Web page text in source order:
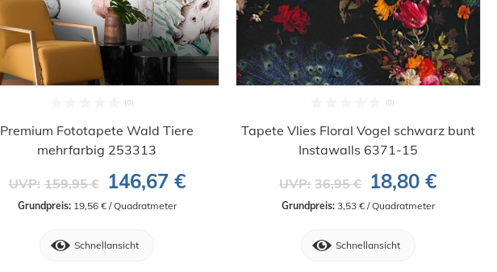
Premium Fototapete Wald Tiere
mehrfarbig 253313
UVP: 159,95 € 146,67 €
Grundpreis: 19,56 € / Quadratmeter
Schnellansicht
Tapete Vlies Floral Vogel schwarz bunt
Instawalls 6371-15
UVP: 36,95 € 18,80 €
Grundpreis: 3,53 € / Quadratmeter
Schnellansicht